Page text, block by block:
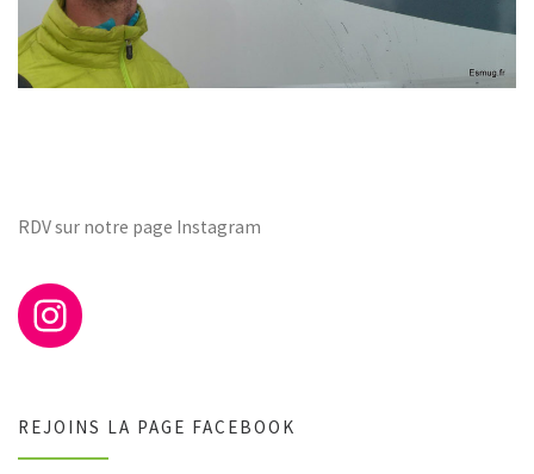
RDV sur notre page Instagram
REJOINS LA PAGE FACEBOOK